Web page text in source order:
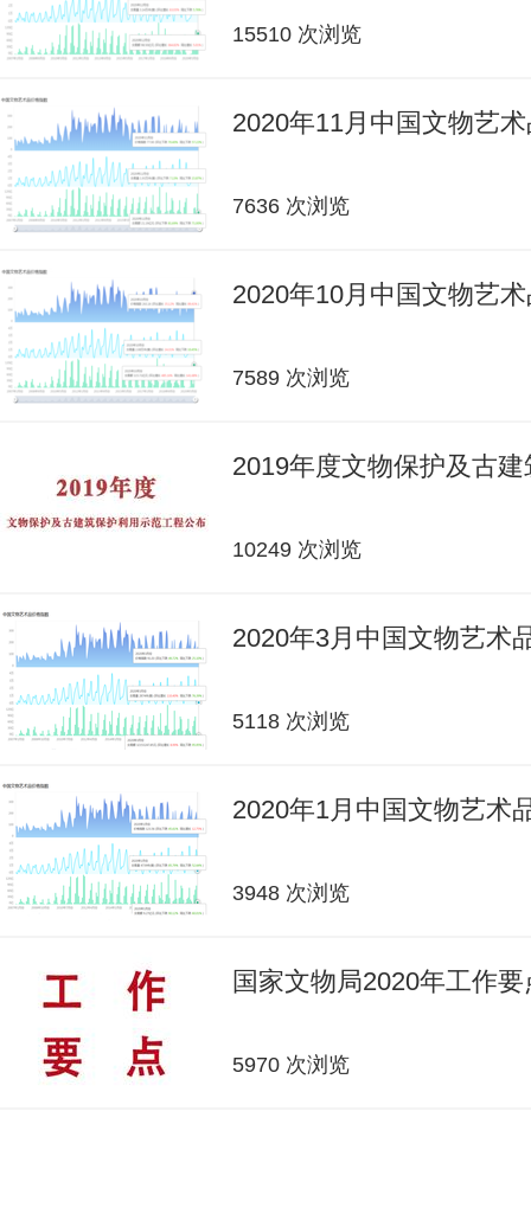
15510 次浏览
2020年11月中国文物艺
7636 次浏览
2020年10月中国文物艺
7589 次浏览
2019年度文物保护及古
10249 次浏览
2020年3月中国文物艺术
5118 次浏览
2020年1月中国文物艺术
3948 次浏览
国家文物局2020年工作要
5970 次浏览